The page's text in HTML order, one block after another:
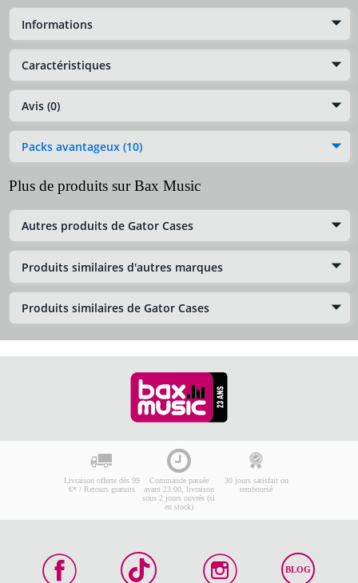
Informations
Caractéristiques
Avis (0)
Packs avantageux (10)
Plus de produits sur Bax Music
Autres produits de Gator Cases
Produits similaires d'autres marques
Produits similaires de Gator Cases
Livraison offerte dès 99
€* / Retours gratuits
Commande passée
avant 23:00, livraison
sous 2 jours ouvrés (si
en stock)
30 jours satisfait ou
remboursé
BLOG